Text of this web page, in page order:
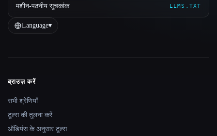
मशीन-पठनीय सूचकांक LLMS.TXT
Language▾
Site navigation
ब्राउज़ करें
सभी श्रेणियाँ
टूल्स की तुलना करें
ऑडियंस के अनुसार टूल्स